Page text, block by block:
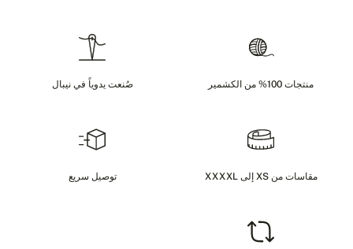
منتجات 100% من الكشمير صُنعت يدوياً في نيبال
مقاسات من XS إلى XXXXL توصيل سريع